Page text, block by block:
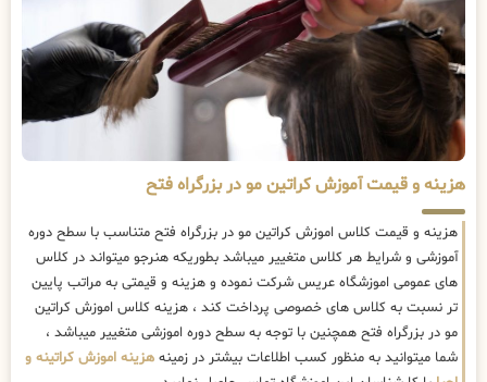
هزینه و قیمت آموزش کراتین مو در بزرگراه فتح
هزینه و قیمت کلاس اموزش کراتین مو در بزرگراه فتح متناسب با سطح دوره
آموزشی و شرایط هر کلاس متغییر میباشد بطوریکه هنرجو میتواند در کلاس
های عمومی اموزشگاه عریس شرکت نموده و هزینه و قیمتی به مراتب پایین
تر نسبت به کلاس های خصوصی پرداخت کند ، هزینه کلاس اموزش کراتین
مو در بزرگراه فتح همچنین با توجه به سطح دوره اموزشی متغییر میباشد ،
شما میتوانید به منظور کسب اطلاعات بیشتر در زمینه هزینه اموزش کراتینه و